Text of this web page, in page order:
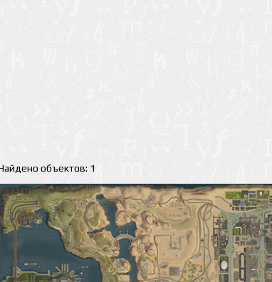
объектов: 1